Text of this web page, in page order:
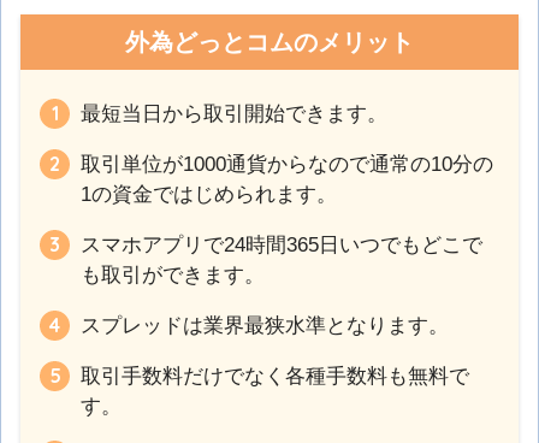
外為どっとコムのメリット
最短当日から取引開始できます。
取引単位が1000通貨からなので通常の10分の
1の資金ではじめられます。
スマホアプリで24時間365日いつでもどこで
も取引ができます。
スプレッドは業界最狭水準となります。
取引手数料だけでなく各種手数料も無料で
す。